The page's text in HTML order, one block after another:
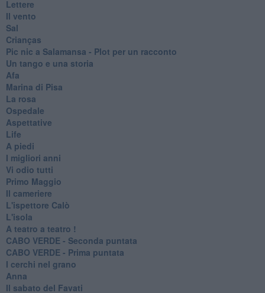
Lettere
Il vento
Sal
Crianças
Pic nic a Salamansa - Plot per un racconto
Un tango e una storia
Afa
Marina di Pisa
La rosa
Ospedale
Aspettative
Life
A piedi
I migliori anni
Vi odio tutti
Primo Maggio
Il cameriere
L'ispettore Calò
L'isola
A teatro a teatro !
CABO VERDE - Seconda puntata
CABO VERDE - Prima puntata
I cerchi nel grano
Anna
Il sabato del Favati